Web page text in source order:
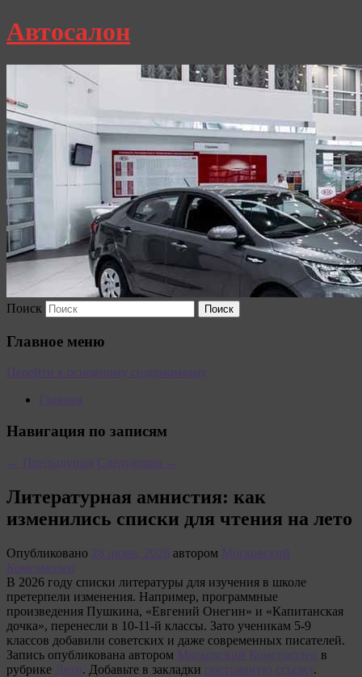
Автосалон
Поиск
Главное меню
Перейти к основному содержимому
Главная
Навигация по записям
← Предыдущая Следующая →
Литературная амнистия: как
изменились списки для чтения на лето
Опубликовано 28 июня, 2026 автором Московский
Комсомолец
В 2026 году списки литературы для изучения в школе
претерпели изменения. Например, программные
произведения Пушкина, «Евгений Онегин» и «Капитанская
дочка», перенесли в 10-11-й классы. Зато ученикам 5-9
классов добавили советских и даже современных писателей.
Запись опубликована автором Московский Комсомолец в
рубрике Дети. Добавьте в закладки постоянную ссылку.